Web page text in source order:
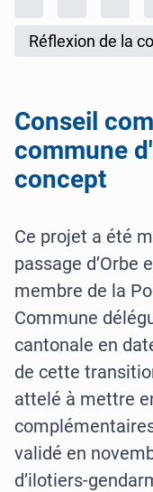
Réflexion de la
Conseil
commune
concept
Ce projet a été
passage d’Orbe
membre de la
Commune
cantonale en
de cette
attelé à mettre
validé en
d’ilotiers-